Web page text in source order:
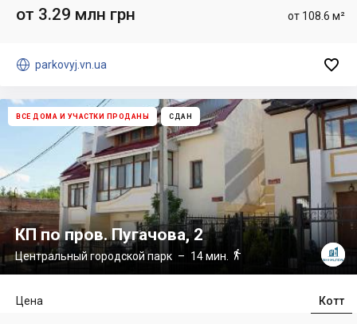
от 108.6 м²
от 3.29 млн грн
 parkovyj.vn.ua 
ВСЕ ДОМА И УЧАСТКИ ПРОДАНЫ СДАН
КП по пров. Пугачова, 2
Центральный городской парк – 14 мин. 
Котт
Цена